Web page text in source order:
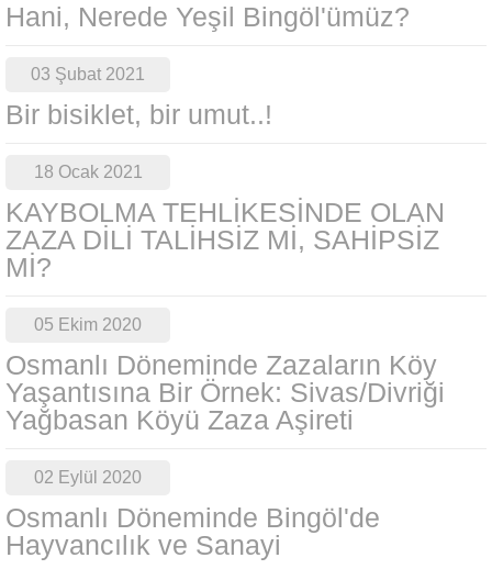
Hani, Nerede Yeşil Bingöl'ümüz?
03 Şubat 2021
Bir bisiklet, bir umut..!
18 Ocak 2021
KAYBOLMA TEHLİKESİNDE OLAN
ZAZA DİLİ TALİHSİZ Mİ, SAHİPSİZ
Mİ?
05 Ekim 2020
Osmanlı Döneminde Zazaların Köy
Yaşantısına Bir Örnek: Sivas/Divriği
Yağbasan Köyü Zaza Aşireti
02 Eylül 2020
Osmanlı Döneminde Bingöl'de
Hayvancılık ve Sanayi